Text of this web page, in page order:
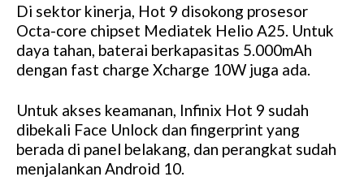
Di sektor kinerja, Hot 9 disokong prosesor
Octa-core chipset Mediatek Helio A25. Untuk
daya tahan, baterai berkapasitas 5.000mAh
dengan fast charge Xcharge 10W juga ada.
Untuk akses keamanan, Infinix Hot 9 sudah
dibekali Face Unlock dan fingerprint yang
berada di panel belakang, dan perangkat sudah
menjalankan Android 10.